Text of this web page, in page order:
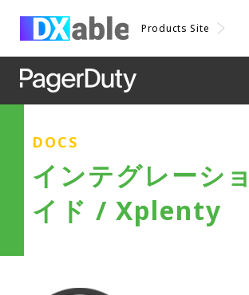
Products Site
DOCS
インテグレーシ
イド / Xplenty